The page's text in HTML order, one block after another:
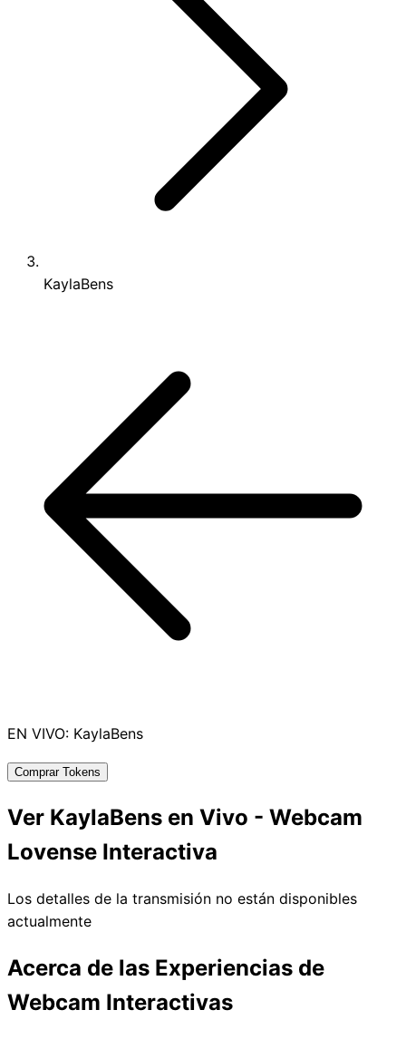
KaylaBens
EN VIVO: KaylaBens
Comprar Tokens
Ver KaylaBens en Vivo - Webcam
Lovense Interactiva
Los detalles de la transmisión no están disponibles
actualmente
Acerca de las Experiencias de
Webcam Interactivas